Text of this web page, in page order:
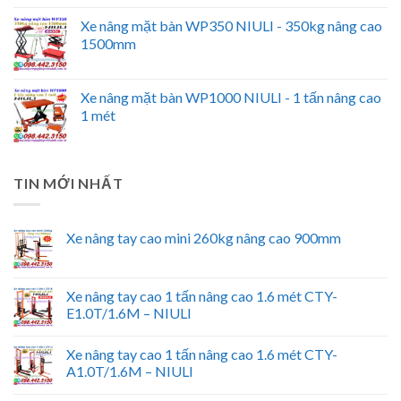
Xe nâng mặt bàn WP350 NIULI - 350kg nâng cao
1500mm
Xe nâng mặt bàn WP1000 NIULI - 1 tấn nâng cao
1 mét
TIN MỚI NHẤT
Xe nâng tay cao mini 260kg nâng cao 900mm
Xe nâng tay cao 1 tấn nâng cao 1.6 mét CTY-
E1.0T/1.6M – NIULI
Xe nâng tay cao 1 tấn nâng cao 1.6 mét CTY-
A1.0T/1.6M – NIULI